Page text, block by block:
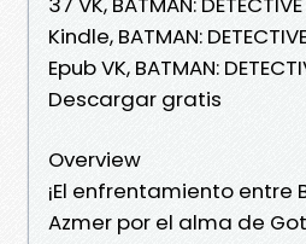
Kindle, BATMAN:
Epub VK, BATMAN:
Descargar gratis
Overview
¡El enfrentamiento entre
Azmer por el alma de